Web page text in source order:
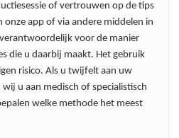
of vertrouwen op de tips
onze app of via andere middelen in
voor de manier
die u daarbij maakt. Het gebruik
risico. Als u twijfelt aan uw
u aan medisch of specialistisch
welke methode het meest